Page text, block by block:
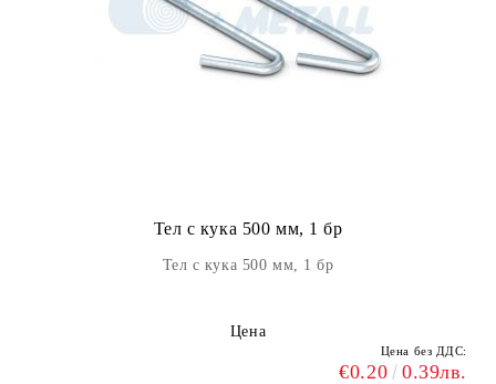
Тел с кука 500 мм, 1 бр
Тел с кука 500 мм, 1 бр
Цена
Цена без ДДС:
€0.20 0.39лв.